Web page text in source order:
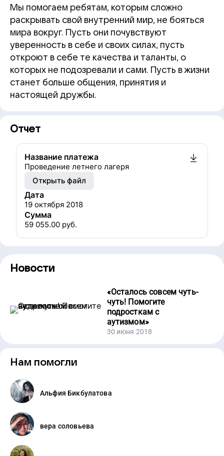
Мы помогаем ребятам, которым сложно
раскрывать свой внутренний мир, не бояться
мира вокруг. Пусть они почувствуют
уверенность в себе и своих силах, пусть
откроют в себе те качества и таланты, о
которых не подозревали и сами. Пусть в жизни
станет больше общения, принятия и
настоящей дружбы.
Отчет
Название платежа
Проведение летнего лагеря
Открыть файл
Дата
19 октября 2018
Сумма
59 055.00 руб.
Новости
«Осталось совсем чуть-
чуть! Помогите
подросткам с
аутизмом»
30 июня 2018
Нам помогли
Альфия Бикбулатова
вера соловьева